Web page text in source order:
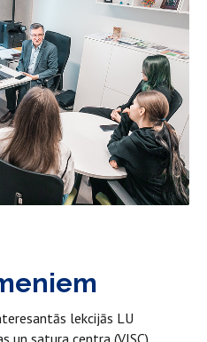
lekcijās LU
un satura centra (VISC)